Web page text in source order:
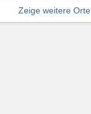
Zeige weitere Orte